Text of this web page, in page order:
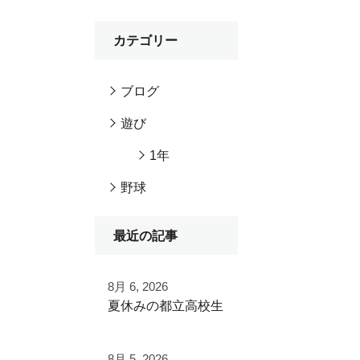
カテゴリー
ブログ
遊び
1年
野球
最近の記事
8月 6, 2026
夏休みの都立高校生